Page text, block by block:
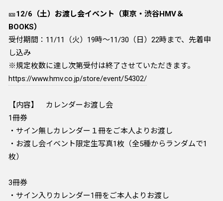
🎫12/6（土）お渡し会イベント（東京・渋谷HMV＆
BOOKS）
受付期間：11/11（火）19時～11/30（日）22時まで、先着申
し込み
※規定枚数に達し次第受付は終了させていただきます。
https://www.hmv.co.jp/store/event/54302/
【内容】 カレンダーお渡し会
1冊券
・サイン無しカレンダー１冊をご本人よりお渡し
・お渡し会イベント限定生写真1枚（全5種からランダムで1
枚）
3冊券
・サイン入りカレンダー1冊をご本人よりお渡し